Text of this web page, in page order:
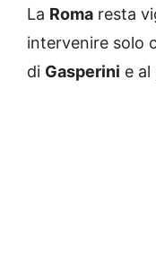
La Roma resta
intervenire solo
di Gasperini e